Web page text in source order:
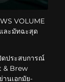
VOLUME
ละมัทฉะสุด
ดประสบการณ์
& Brew
นเอกมัย-